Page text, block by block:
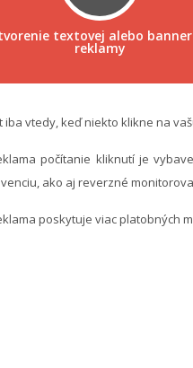
textovej alebo
reklamy
iba vtedy, keď niekto klikne na
počítanie kliknutí je
ako aj reverzné
poskytuje viac platobných